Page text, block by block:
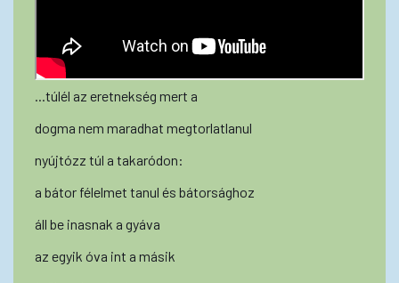
...túlél az eretnekség mert a
dogma nem maradhat megtorlatlanul
nyújtózz túl a takaródon:
a bátor félelmet tanul és bátorsághoz
áll be inasnak a gyáva
az egyik óva int a másik